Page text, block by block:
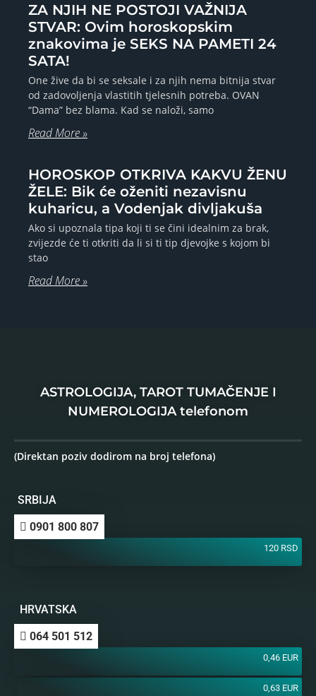
ZA NJIH NE POSTOJI VAŽNIJA
STVAR: Ovim horoskopskim
znakovima je SEKS NA PAMETI 24
SATA!
One žive da bi se seksale i za njih nema bitnija stvar
od zadovoljenja vlastitih tjelesnih potreba. OVAN
“Dama” bez blama. Kad se naloži, samo
Read More »
HOROSKOP OTKRIVA KAKVU ŽENU
ŽELE: Bik će oženiti nezavisnu
kuharicu, a Vodenjak divljakuša
Ako si upoznala tipa koji ti se čini idealnim za brak,
zvijezde će ti otkriti da li si ti tip djevojke s kojom bi
stao
Read More »
ASTROLOGIJA, TAROT TUMAČENJE I
NUMEROLOGIJA telefonom
(Direktan poziv dodirom na broj telefona)
SRBIJA
0901 800 807
120 RSD
HRVATSKA
064 501 512
0,46 EUR
0,63 EUR